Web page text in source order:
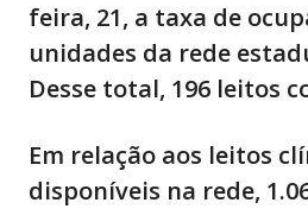
feira, 21, a taxa de
unidades da rede
Desse total, 196 leitos
Em relação aos leitos
disponíveis na rede,